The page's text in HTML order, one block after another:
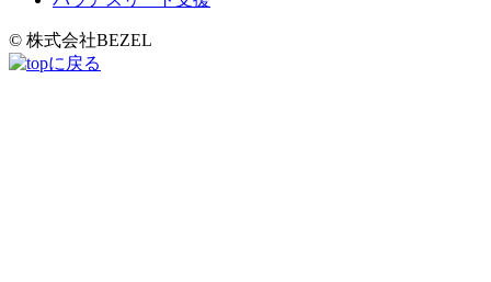
© 株式会社BEZEL